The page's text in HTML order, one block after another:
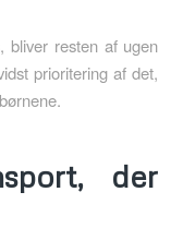
bliver resten af ugen
prioritering af det,
der